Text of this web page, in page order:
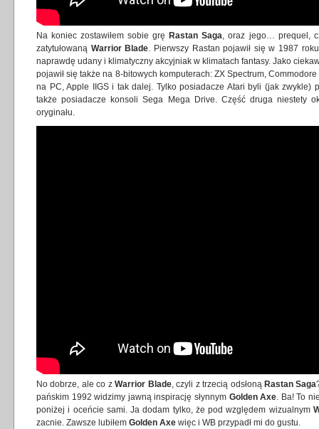
Na koniec zostawiłem sobie grę Rastan Saga, oraz jego… prequel,
zatytułowaną Warrior Blade. Pierwszy Rastan pojawił się w 1987
naprawdę udany i klimatyczny akcyjniak w klimatach fantasy. Jako
pojawił się także na 8-bitowych komputerach: ZX Spectrum,
na PC, Apple IIGS i tak dalej. Tylko posiadacze Atari byli (jak zwykle)
także posiadacze konsoli Sega Mega Drive. Część druga niestety
oryginału.
No dobrze, ale co zWarrior Blade, czyli z trzecią odsłoną Rastan Saga
pańskim 1992 widzimy jawną inspirację słynnym Golden Axe. Ba! To
poniżej i oceńcie sami. Ja dodam tylko, że pod względem wizualnym
zacnie. Zawsze lubiłem Golden Axe więc i WB przypadł mi do gustu.